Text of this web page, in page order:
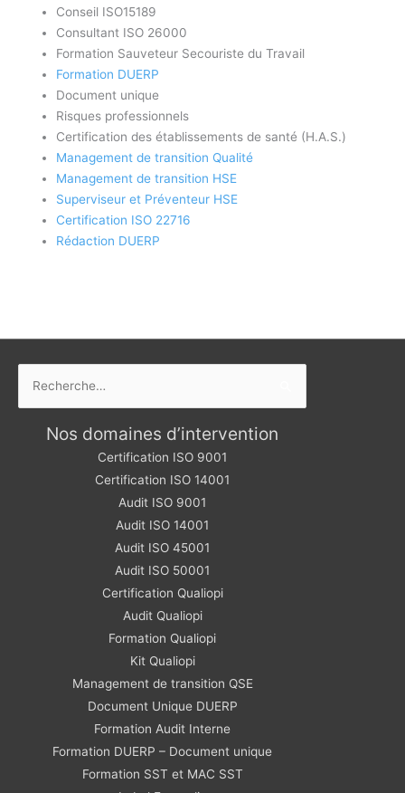
Conseil ISO15189
Consultant ISO 26000
Formation Sauveteur Secouriste du Travail
Formation DUERP
Document unique
Risques professionnels
Certification des établissements de santé (H.A.S.)
Management de transition Qualité
Management de transition HSE
Superviseur et Préventeur HSE
Certification ISO 22716
Rédaction DUERP
Nos domaines d’intervention
Certification ISO 9001
Certification ISO 14001
Audit ISO 9001
Audit ISO 14001
Audit ISO 45001
Audit ISO 50001
Certification Qualiopi
Audit Qualiopi
Formation Qualiopi
Kit Qualiopi
Management de transition QSE
Document Unique DUERP
Formation Audit Interne
Formation DUERP – Document unique
Formation SST et MAC SST